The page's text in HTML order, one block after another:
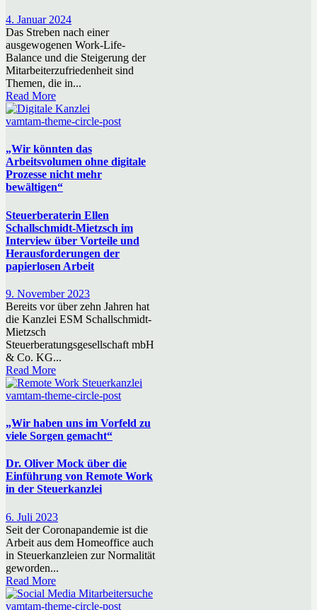
4. Januar 2024
Das Streben nach einer
ausgewogenen Work-Life-
Balance und die Steigerung der
Mitarbeiterzufriedenheit sind
Themen, die in...
Read More
vamtam-theme-circle-post
„Wir könnten das
Arbeitsvolumen ohne digitale
Prozesse nicht mehr
bewältigen“
Steuerberaterin Ellen
Schallschmidt-Mietzsch im
Interview über Vorteile und
Herausforderungen der
papierlosen Arbeit
9. November 2023
Bereits vor über zehn Jahren hat
die Kanzlei ESM Schallschmidt-
Mietzsch
Steuerberatungsgesellschaft mbH
& Co. KG...
Read More
vamtam-theme-circle-post
„Wir haben uns im Vorfeld zu
viele Sorgen gemacht“
Dr. Oliver Mock über die
Einführung von Remote Work
in der Steuerkanzlei
6. Juli 2023
Seit der Coronapandemie ist die
Arbeit aus dem Homeoffice auch
in Steuerkanzleien zur Normalität
geworden...
Read More
vamtam-theme-circle-post